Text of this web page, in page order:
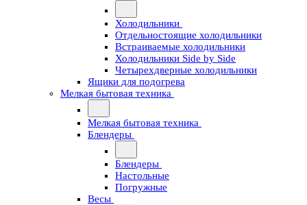
Холодильники
Отдельностоящие холодильники
Встраиваемые холодильники
Холодильники Side by Side
Четырехдверные холодильники
Ящики для подогрева
Мелкая бытовая техника
Мелкая бытовая техника
Блендеры
Блендеры
Настольные
Погружные
Весы